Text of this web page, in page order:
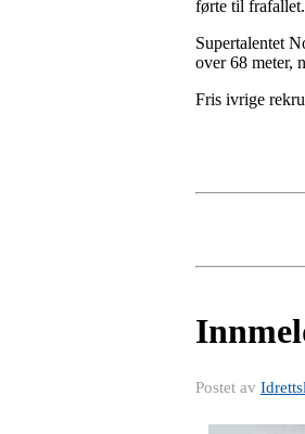
førte til frafallet.
Supertalentet
over 68 meter,
Fris ivrige
Postet av